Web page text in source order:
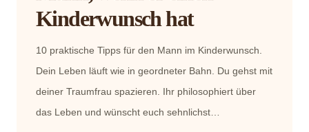
Kinderwunsch hat
10 praktische Tipps für den Mann im Kinderwunsch.
Dein Leben läuft wie in geordneter Bahn. Du gehst mit
deiner Traumfrau spazieren. Ihr philosophiert über
das Leben und wünscht euch sehnlichst…